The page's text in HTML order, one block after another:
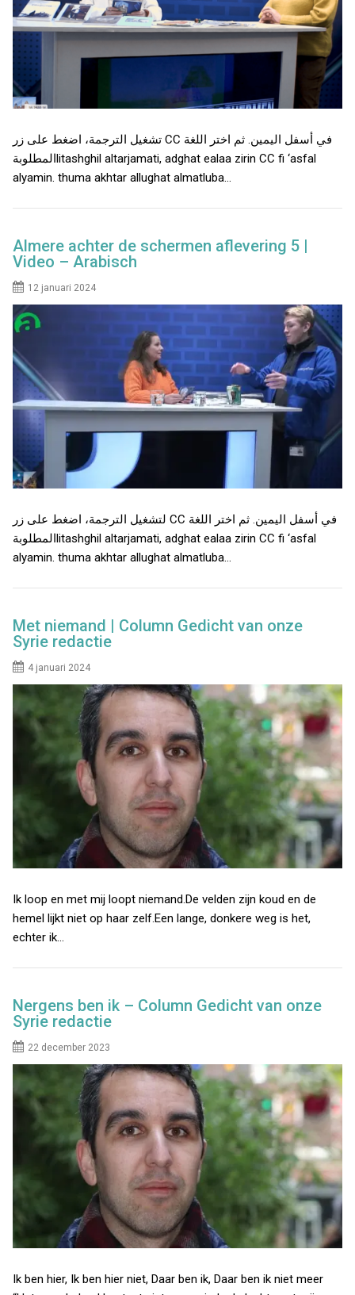
تشغيل الترجمة، اضغط على زر CC في أسفل اليمين. ثم اختر اللغة
المطلوبةlitashghil altarjamati, adghat ealaa zirin CC fi ‘asfal
alyamin. thuma akhtar allughat almatluba…
Almere achter de schermen aflevering 5 |
Video – Arabisch
12 januari 2024
لتشغيل الترجمة، اضغط على زر CC في أسفل اليمين. ثم اختر اللغة
المطلوبةlitashghil altarjamati, adghat ealaa zirin CC fi ‘asfal
alyamin. thuma akhtar allughat almatluba…
Met niemand | Column Gedicht van onze
Syrie redactie
4 januari 2024
Ik loop en met mij loopt niemand.De velden zijn koud en de
hemel lijkt niet op haar zelf.Een lange, donkere weg is het,
echter ik…
Nergens ben ik – Column Gedicht van onze
Syrie redactie
22 december 2023
Ik ben hier, Ik ben hier niet, Daar ben ik, Daar ben ik niet meer